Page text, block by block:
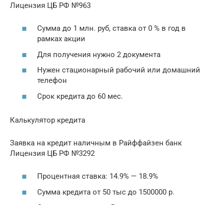
Лицензия ЦБ РФ №963
Сумма до 1 млн. руб, ставка от 0 % в год в
рамках акции
Для получения нужно 2 документа
Нужен стационарный рабочий или домашний
телефон
Срок кредита до 60 мес.
Калькулятор кредита
Заявка на кредит наличным в Райффайзен банк
Лицензия ЦБ РФ №3292
Процентная ставка: 14.9% — 18.9%
Сумма кредита от 50 тыс до 1500000 р.